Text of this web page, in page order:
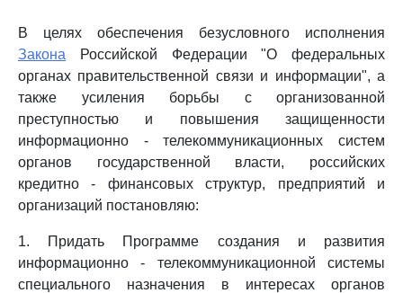
В целях обеспечения безусловного исполнения
Закона Российской Федерации "О федеральных
органах правительственной связи и информации", а
также усиления борьбы с организованной
преступностью и повышения защищенности
информационно - телекоммуникационных систем
органов государственной власти, российских
кредитно - финансовых структур, предприятий и
организаций постановляю:
1. Придать Программе создания и развития
информационно - телекоммуникационной системы
специального назначения в интересах органов